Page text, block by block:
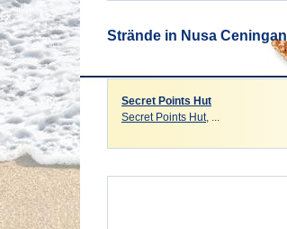
Strände in Nusa Ceningan
Secret Points Hut
Secret Points Hut, ...